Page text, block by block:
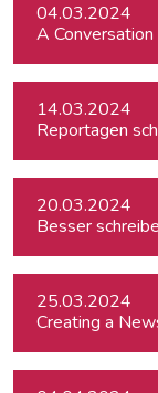
04.03.2024
A
14.03.2024
Reportagen
20.03.2024
Besser
25.03.2024
Creating a